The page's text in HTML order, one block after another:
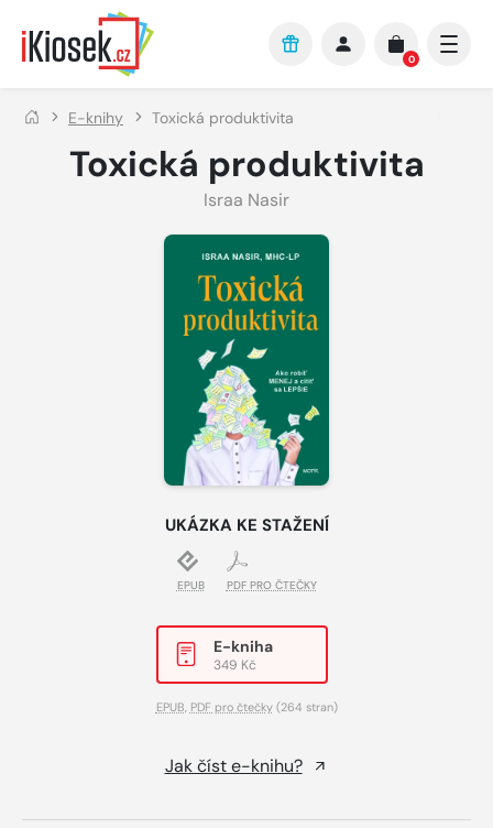
Přejít na hlavní obsah
0
E-knihy Toxická produktivita
Toxická produktivita
Israa Nasir
UKÁZKA KE STAŽENÍ
EPUB PDF PRO ČTEČKY
E-kniha
349 Kč
EPUB PDF pro čtečky(264 stran)
Jak číst e-knihu?